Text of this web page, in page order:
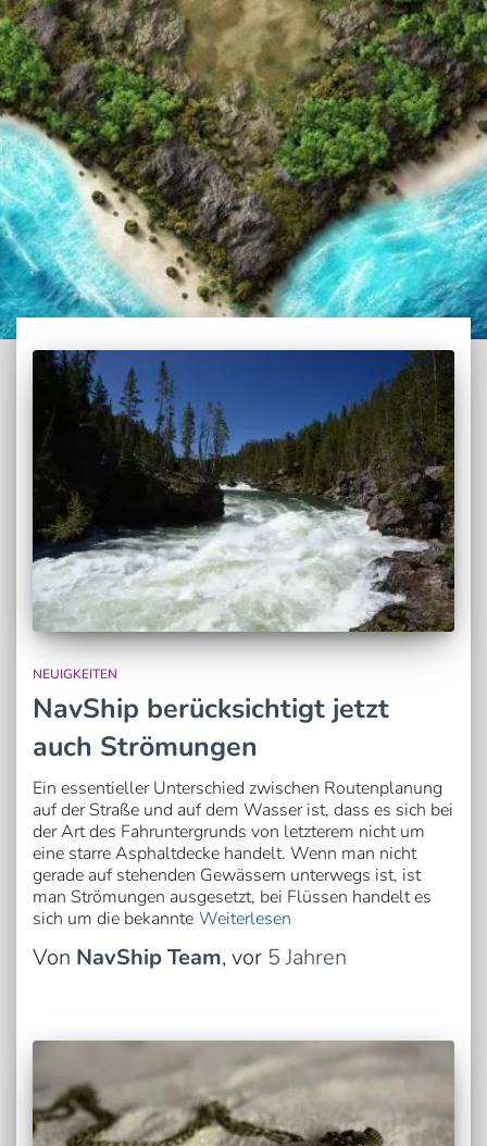
NEUIGKEITEN
NavShip berücksichtigt jetzt
auch Strömungen
Ein essentieller Unterschied zwischen Routenplanung
auf der Straße und auf dem Wasser ist, dass es sich bei
der Art des Fahruntergrunds von letzterem nicht um
eine starre Asphaltdecke handelt. Wenn man nicht
gerade auf stehenden Gewässern unterwegs ist, ist
man Strömungen ausgesetzt, bei Flüssen handelt es
sich um die bekannte Weiterlesen
Von NavShip Team, vor 5 Jahren